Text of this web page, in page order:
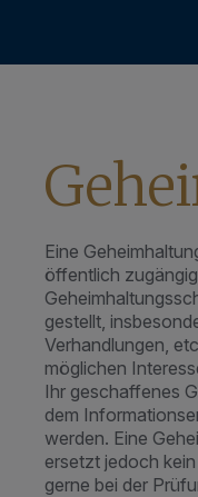
Eine
öffentlich
gestellt,
Verhandlungen,
möglichen
Ihr geschaffenes
dem
werden. Eine
ersetzt jedoch
gerne bei der